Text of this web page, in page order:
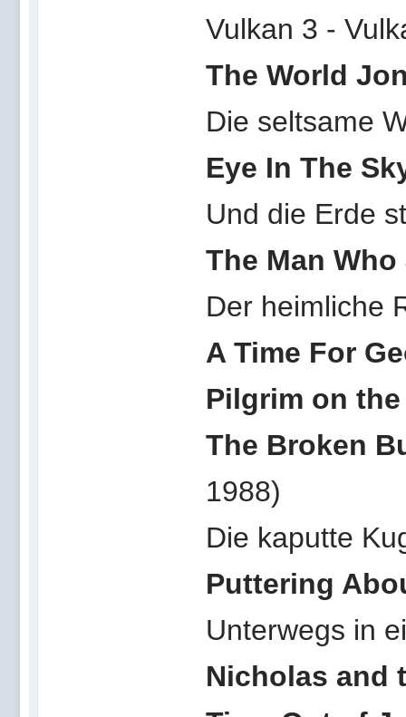
Vulkan 3 -
The World
Die seltsame
Eye In The
Und die Erde
The Man
Der heimliche
A Time For
Pilgrim on
The Broken
1988)
Die kaputte
Puttering
Unterwegs in
Nicholas and